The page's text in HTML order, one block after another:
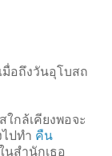
มื่อถึงวันอุโบสถ
กล้เคียงพอจะ
ปทำ คืน
นสำนักเธอ